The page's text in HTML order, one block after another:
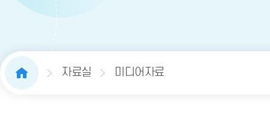
자료실 미디어자료